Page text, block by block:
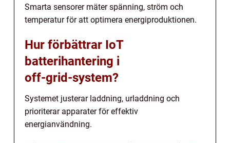
Smarta sensorer mäter spänning, ström och
temperatur för att optimera energiproduktionen.
Hur förbättrar IoT
batterihantering i
off‑grid‑system?
Systemet justerar laddning, urladdning och
prioriterar apparater för effektiv
energianvändning.